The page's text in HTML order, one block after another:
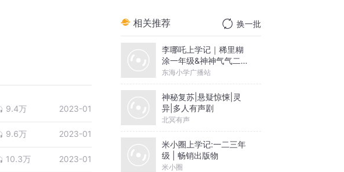
9.4万 2023-01
9.6万 2023-01
10.3万 2023-01
相关推荐 换一批
李哪吒上学记｜稀里糊
涂一年级&神神气气二年
级
东海小学广播站
神秘复苏|悬疑惊悚|灵
异|多人有声剧
北冥有声
米小圈上学记:一二三年
级 | 畅销出版物
米小圈